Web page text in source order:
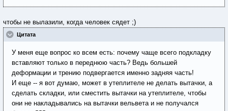
чтобы не вылазили, когда человек сядет ;)
Цитата
У меня еще вопрос ко всем есть: почему чаще всего подкладку
вставляют только в переднюю часть? Ведь большей
деформации и трению подвергается именно задняя часть!
И еще -- я вот думаю, может в утеплителе не делать вытачки, а
сделать складки, или сместить вытачки на утеплителе, чтобы
они не накладывались на вытачки вельвета и не получался